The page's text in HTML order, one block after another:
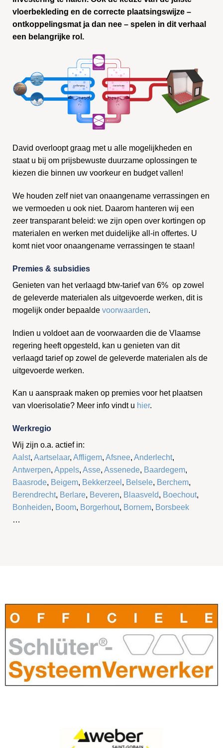
vloerbekleding en de correcte plaatsingswijze –
ontkoppelingsmat ja dan nee – spelen in dit verhaal
een belangrijke rol.
David overloopt graag met u alle mogelijkheden en
staat u bij om prijsbewuste duurzame oplossingen te
kiezen die binnen uw voorkeur en budget vallen!
We houden zelf niet van onaangename verrassingen en
we vermoeden u ook niet. Daarom hanteren wij een
zeer transparant beleid: we zijn open over kortingen op
materialen en werken met duidelijke all-in offertes. U
komt niet voor onaangename verrassingen te staan!
Premies & subsidies
Genieten van het verlaagd btw-tarief van 6% op zowel
de geleverde materialen als uitgevoerde werken, dit is
mogelijk onder bepaalde voorwaarden.
Indien u voldoet aan de voorwaarden die de Vlaamse
regering heeft opgesteld, kan u genieten van dit
verlaagd tarief op zowel de geleverde materialen als de
uitgevoerde werken.
Kan u aanspraak maken op premies voor het plaatsen
van vloerisolatie? Meer info vindt u hier.
Werkregio
Wij zijn o.a. actief in:
Aalst, Aartselaar, Affligem, Afsnee, Anderlecht,
Antwerpen, Appels, Asse, Assenede, Baardegem,
Baasrode, Beigem, Bekkerzeel , Belsele, Berchem,
Berendrecht, Berlare, Beveren, Blaasveld, Boechout,
Bonheiden, Boom, Borgerhout, Bornem, Borsbeek
…